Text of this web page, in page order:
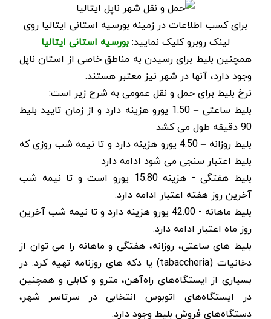
برای کسب اطلاعات در زمینه بورسیه استانی ایتالیا روی
لینک روبرو کلیک نمایید:بورسیه استانی ایتالیا
همچنین بلیط برای رسیدن به مناطق خاصی از استان ناپل
وجود دارد، آنها در شهر نیز معتبر هستند.
نرخ بلیط برای حمل و نقل عمومی به شرح زیر است:
بلیط ساعتی – 1.50 یورو هزینه دارد و از زمان تایید بلیط
90 دقیقه طول می کشد
بلیط روزانه – 4.50 یورو هزینه دارد و تا نیمه شب روزی که
بلیط اعتبار سنجی می شود ادامه دارد
بلیط هفتگی - هزینه 15.80 یورو است و تا نیمه شب
آخرین روز هفته اعتبار ادامه دارد.
بلیط ماهانه - 42.00 یورو هزینه دارد و تا نیمه شب آخرین
روز ماه اعتبار ادامه دارد.
بلیط های ساعتی، روزانه، هفتگی و ماهانه را می توان از
دخانیات (tabaccheria) یا دکه های روزنامه تهیه کرد. در
بسیاری از ایستگاه‌های راه‌آهن، مترو و کابلی و همچنین
در ایستگاه‌های اتوبوس انتخابی در سرتاسر شهر،
دستگاه‌های فروش بلیط وجود دارد.